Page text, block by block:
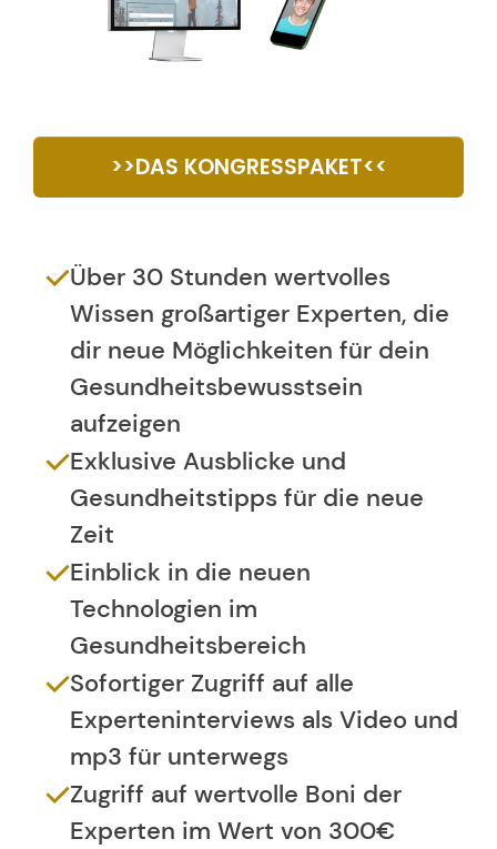
>>DAS KONGRESSPAKET<<
Über 30 Stunden wertvolles
Wissen großartiger Experten, die
dir neue Möglichkeiten für dein
Gesundheitsbewusstsein
aufzeigen
Exklusive Ausblicke und
Gesundheitstipps für die neue
Zeit
Einblick in die neuen
Technologien im
Gesundheitsbereich
Sofortiger Zugriff auf alle
Experteninterviews als Video und
mp3 für unterwegs
Zugriff auf wertvolle Boni der
Experten im Wert von 300€